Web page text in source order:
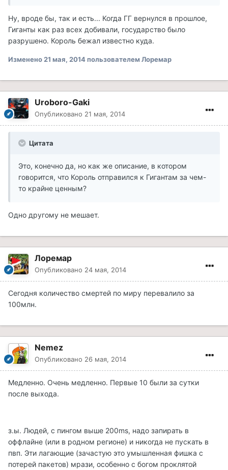
Ну, вроде бы, так и есть... Когда ГГ вернулся в прошлое,
Гиганты как раз всех добивали, государство было
разрушено. Король бежал известно куда.
Изменено21 мая, 2014пользователем Лоремар
Uroboro-Gaki
Опубликовано 21 мая, 2014
Цитата
Это, конечно да, но как же описание, в котором
говорится, что Король отправился к Гигантам за чем-
то крайне ценным?
Одно другому не мешает.
Лоремар
Опубликовано 24 мая, 2014
Сегодня количество смертей по миру перевалило за
100млн.
Nemez
Опубликовано 26 мая, 2014
Медленно. Очень медленно. Первые 10 были за сутки
после выхода.
з.ы. Людей, с пингом выше 200ms, надо запирать в
оффлайне (или в родном регионе) и никогда не пускать в
пвп. Эти лагающие (зачастую это умышленная фишка с
потерей пакетов) мрази, особенно с богом проклятой